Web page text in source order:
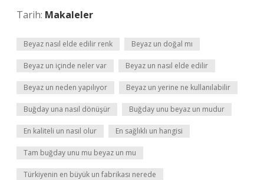
Tarih: Makaleler
Beyaz nasıl elde edilir renk Beyaz un doğal mı
Beyaz un içinde neler var Beyaz un nasıl elde edilir
Beyaz un neden yapılıyor Beyaz un yerine ne kullanılabilir
Buğday una nasıl dönüşür Buğday unu beyaz un mudur
En kaliteli un nasıl olur En sağlıklı un hangisi
Tam buğday unu mu beyaz un mu
Türkiyenin en büyük un fabrikası nerede